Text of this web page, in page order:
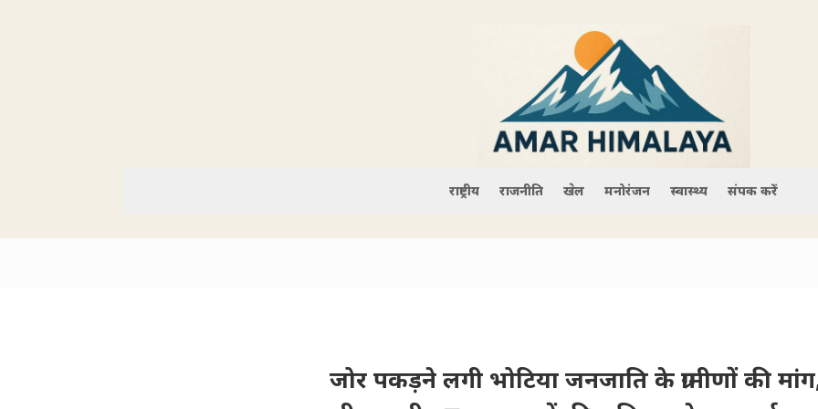
राष्ट्रीय राजनीति खेल मनोरंजन स्वास्थ्य संपर्क करें
जोर पकड़ने लगी भोटिया जनजाति के ग्रामीणों की